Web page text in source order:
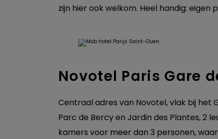
zijn hier ook welkom. Heel handig:
Novotel Paris Gare
Centraal adres van Novotel, vlak bij het
Parc de Bercy en Jardin des Plantes, 2
kamers voor meer dan 3 personen,